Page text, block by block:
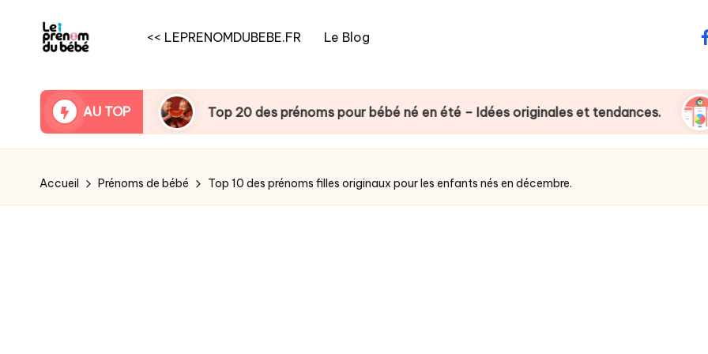
content
<< LEPRENOMDUBEBE.FR Le Blog
AU TOP
bébé Top 20 des prénoms pour bébé né en été – Idées originales et tendances. CETAKI
Accueil Prénoms de bébé Top 10 des prénoms filles originaux pour les enfants nés en décembre.